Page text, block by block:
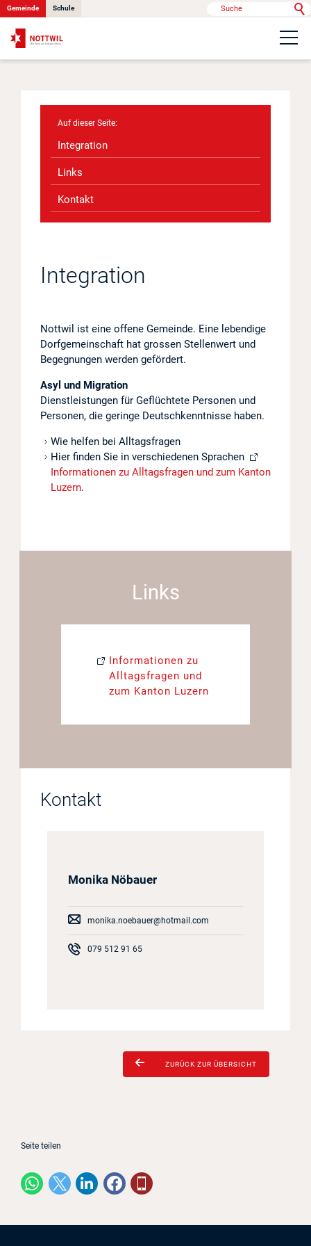
Politik & Verwaltung
Onlinedienste
Kontakt
Gemeinde Schule
News
Projekte
Log in
Barrierefrei
Integration
Nottwil ist eine offene Gemeinde. Eine lebendige
Dorfgemeinschaft hat grossen Stellenwert und
Begegnungen werden gefördert.
Asyl und Migration
Dienstleistungen für Geflüchtete Personen und
Personen, die geringe Deutschkenntnisse haben.
Wie helfen bei Alltagsfragen
Hier finden Sie in verschiedenen Sprachen
Informationen zu Alltagsfragen und zum Kanton
Luzern.
Integration
Links
Kontakt
Links
Informationen zu
Alltagsfragen und
zum Kanton Luzern
Kontakt
Monika Nöbauer
monika.noebauer@hotmail.com
079 512 91 65
ZURÜCK ZUR ÜBERSICHT
Seite teilen